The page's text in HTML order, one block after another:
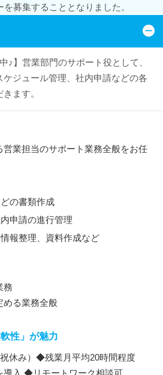
募集することとなりました。
♪】営業部門のサポート役として、
ジュール管理、社内申請などの各
ます。
業担当のサポート業務全般をお任
の書類作成
申請の進行管理
報整理、資料作成など
務
める業務全般
性」が魅力
休み）◆残業月平均20時間程度
入 ◆リモートワーク相談可